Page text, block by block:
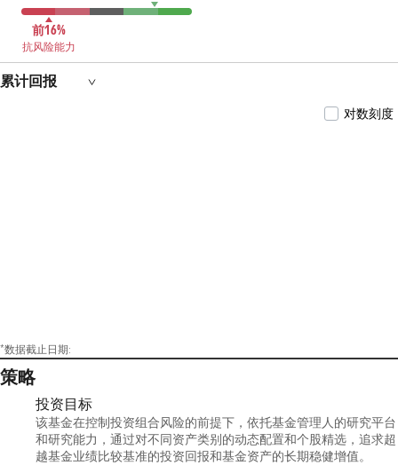
前16%
抗风险能力
累计回报
对数刻度
*数据截止日期:
策略
投资目标
该基金在控制投资组合风险的前提下，依托基金管理人的研究平台
和研究能力，通过对不同资产类别的动态配置和个股精选，追求超
越基金业绩比较基准的投资回报和基金资产的长期稳健增值。